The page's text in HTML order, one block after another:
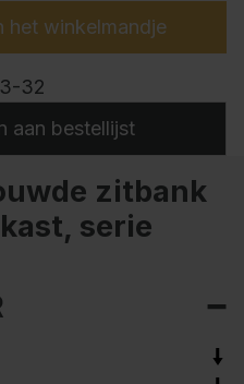
het winkelmandje
32
aan bestellijst
zitbank
serie